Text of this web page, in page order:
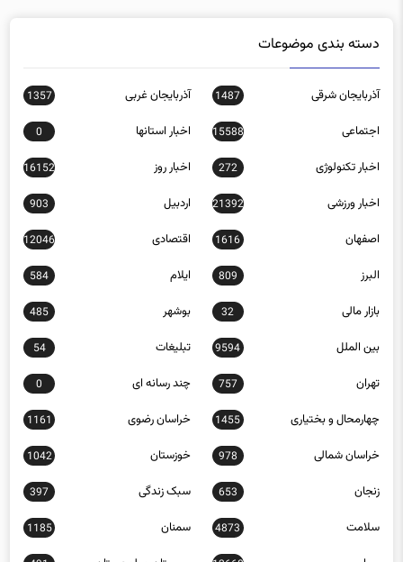
آذربایجان شرقی
اجتماعی 15588 اخبار استانها 0
اخبار تکنولوژی 272 اخبار روز 16152
اخبار ورزشی 21392 اردبیل 903
اصفهان 1616 اقتصادی 12046
البرز 809 ایلام 584
بازار مالی 32 بوشهر 485
بین الملل 9594 تبلیغات 54
تهران 757 چند رسانه ای 0
چهارمحال و بختیاری 1455 خراسان رضوی 1161
خراسان شمالی 978 خوزستان 1042
زنجان 653 سبک زندگی 397
سلامت 4873 سمنان 1185
سیاسی 12668 سیستان و بلوچستان 491